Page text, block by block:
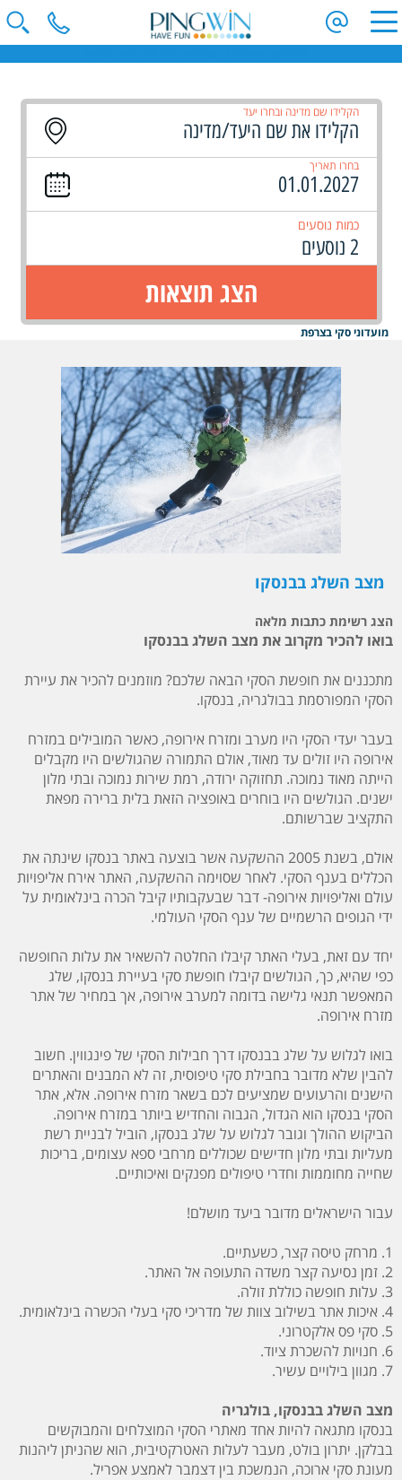
הקלידו שם מדינה ובחרו יעד
בחרו תאריך
כמות נוסעים
2 נוסעים
הצג תוצאות
מועדוני סקי בצרפת
מצב השלג בבנסקו
הצג רשימת כתבות מלאה
בואו להכיר מקרוב את מצב השלג בבנסקו
מתכננים את חופשת הסקי הבאה שלכם? מוזמנים להכיר את עיירת
הסקי המפורסמת בבולגריה, בנסקו.
בעבר יעדי הסקי היו מערב ומזרח אירופה, כאשר המובילים במזרח
אירופה היו זולים עד מאוד, אולם התמורה שהגולשים היו מקבלים
הייתה מאוד נמוכה. תחזוקה ירודה, רמת שירות נמוכה ובתי מלון
ישנים. הגולשים היו בוחרים באופציה הזאת בלית ברירה מפאת
התקציב שברשותם.
אולם, בשנת 2005 ההשקעה אשר בוצעה באתר בנסקו שינתה את
הכללים בענף הסקי. לאחר שסוימה ההשקעה, האתר אירח אליפויות
עולם ואליפויות אירופה- דבר שבעקבותיו קיבל הכרה בינלאומית על
ידי הגופים הרשמיים של ענף הסקי העולמי.
יחד עם זאת, בעלי האתר קיבלו החלטה להשאיר את עלות החופשה
כפי שהיא, כך, הגולשים קיבלו חופשת סקי בעיירת בנסקו, שלג
המאפשר תנאי גלישה בדומה למערב אירופה, אך במחיר של אתר
מזרח אירופה.
בואו לגלוש על שלג בבנסקו דרך חבילות הסקי של פינגווין. חשוב
להבין שלא מדובר בחבילת סקי טיפוסית, זה לא המבנים והאתרים
הישנים והרעועים שמציעים לכם בשאר מזרח אירופה. אלא, אתר
הסקי בנסקו הוא הגדול, הגבוה והחדיש ביותר במזרח אירופה.
הביקוש ההולך וגובר לגלוש על שלג בנסקו, הוביל לבניית רשת
מעליות ובתי מלון חדישים שכוללים מרחבי ספא עצומים, בריכות
שחייה מחוממות וחדרי טיפולים מפנקים ואיכותיים.
עבור הישראלים מדוברביעד מושלם!
1. מרחק טיסה קצר, כשעתיים.
2. זמן נסיעה קצר משדה התעופה אל האתר.
3. עלות חופשה כוללת זולה.
4. איכות אתר בשילוב צוות של מדריכי סקי בעלי הכשרה בינלאומית.
5. סקי פס אלקטרוני.
6. חנויות להשכרת ציוד.
7. מגוון בילויים עשיר.
מצב השלג בבנסקו, בולגריה
בנסקו מתגאה להיות אחד מאתרי הסקי המוצלחים והמבוקשים
בבלקן. יתרון בולט, מעבר לעלות האטרקטיבית, הוא שהניתן ליהנות
מעונת סקי ארוכה, הנמשכת בין דצמבר לאמצע אפריל.